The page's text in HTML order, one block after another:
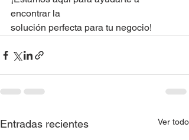
encontrar la
solución perfecta para tu negocio!
Entradas recientes Ver todo